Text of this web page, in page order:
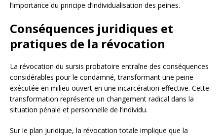
l’importance du principe d’individualisation des peines.
Conséquences juridiques et
pratiques de la révocation
La révocation du sursis probatoire entraîne des conséquences
considérables pour le condamné, transformant une peine
exécutée en milieu ouvert en une incarcération effective. Cette
transformation représente un changement radical dans la
situation pénale et personnelle de l’individu.
Sur le plan juridique, la révocation totale implique que la